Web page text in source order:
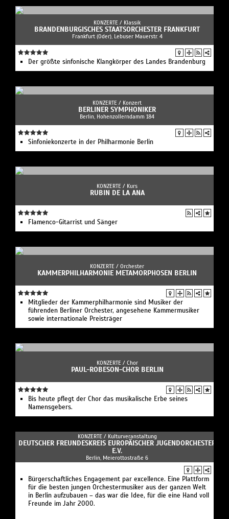
KONZERTE / Klassik
BRANDENBURGISCHES STAATSORCHESTER FRANKFURT
Frankfurt (Oder), Lebuser Mauerstr. 4
Der größte sinfonische Klangkörper des Landes Brandenburg
KONZERTE / Konzert
BERLINER SYMPHONIKER
Berlin, Hohenzollerndamm 184
Sinfoniekonzerte in der Philharmonie Berlin
KONZERTE / Kurs
RUBIN DE LA ANA
Flamenco-Gitarrist und Sänger
KONZERTE / Orchester
KAMMERPHILHARMONIE METAMORPHOSEN BERLIN
Mitglieder der Kammerphilharmonie sind Musiker der
führenden Berliner Orchester, angesehene Kammermusiker
sowie internationale Preisträger
KONZERTE / Chor
PAUL-ROBESON-CHOR BERLIN
Bis heute pflegt der Chor das musikalische Erbe seines
Namensgebers.
KONZERTE / Kulturveranstaltung
DEUTSCHER FREUNDESKREIS EUROPÄISCHER JUGENDORCHESTER
E.V.
Berlin, Meierottostraße 6
Bürgerschaftliches Engagement par excellence. Eine Plattform
für die besten jungen Orchestermusiker aus der ganzen Welt
in Berlin aufzubauen – das war die Idee, für die eine Hand voll
Freunde im Jahr 2000.